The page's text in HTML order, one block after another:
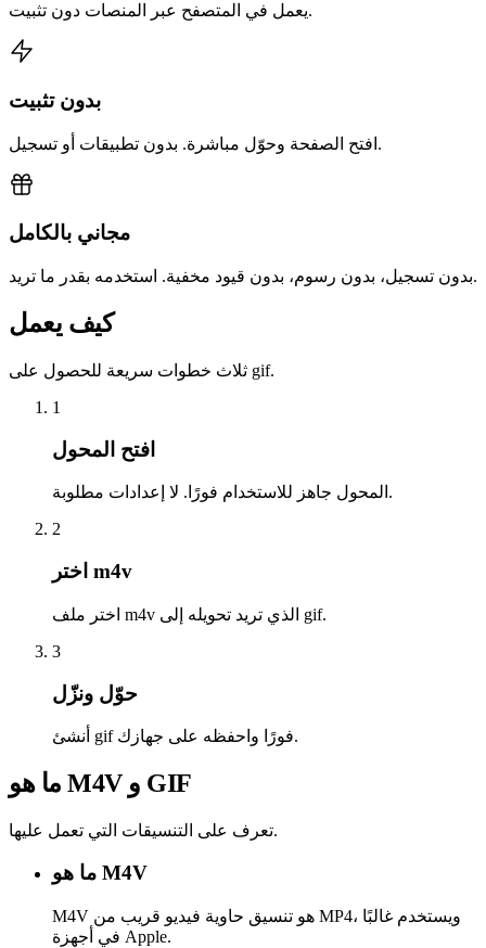
يعمل في المتصفح عبر المنصات دون تثبيت.
بدون تثبيت
افتح الصفحة وحوّل مباشرة. بدون تطبيقات أو تسجيل.
مجاني بالكامل
بدون تسجيل، بدون رسوم، بدون قيود مخفية. استخدمه بقدر ما تريد.
كيف يعمل
ثلاث خطوات سريعة للحصول على gif.
1
افتح المحول
المحول جاهز للاستخدام فورًا. لا إعدادات مطلوبة.
2
اختر m4v
اختر ملف m4v الذي تريد تحويله إلى gif.
3
حوّل ونزّل
أنشئ gif فورًا واحفظه على جهازك.
ما هو M4V و GIF
تعرف على التنسيقات التي تعمل عليها.
ما هو M4V
M4V هو تنسيق حاوية فيديو قريب من MP4، ويستخدم غالبًا
في أجهزة Apple.